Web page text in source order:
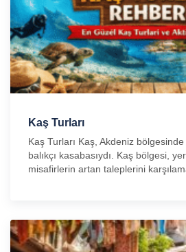
Kaş Turları
Kaş Turları Kaş, Akdeniz
balıkçı kasabasıydı. Kaş bölgesi,
misafirlerin artan taleplerini